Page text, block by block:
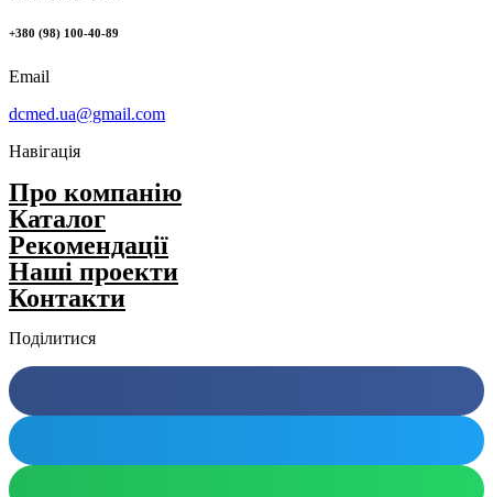
+380 (98) 100-40-89
Email
dcmed.ua@gmail.com
Навігація
Про компанію
Каталог
Рекомендації
Нашi проекти
Контакти
Поділитися